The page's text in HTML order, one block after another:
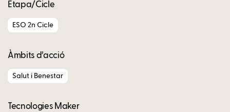
Etapa/Cicle
ESO 2n Cicle
Àmbits d’acció
Salut i Benestar
Tecnologies Maker